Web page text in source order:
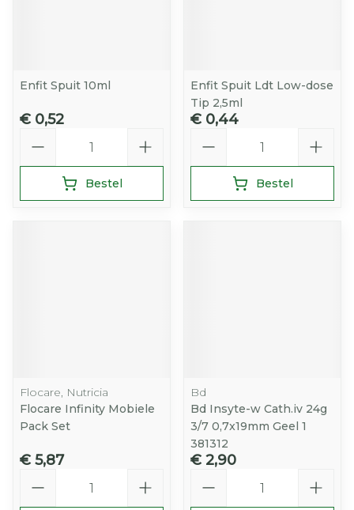
Enfit Spuit 10ml
€ 0,52
Bestel
Enfit Spuit Ldt Low-dose
Tip 2,5ml
€ 0,44
Bestel
Flocare, Nutricia
Flocare Infinity Mobiele
Pack Set
€ 5,87
Bd
Bd Insyte-w Cath.iv 24g
3/7 0,7x19mm Geel 1
381312
€ 2,90